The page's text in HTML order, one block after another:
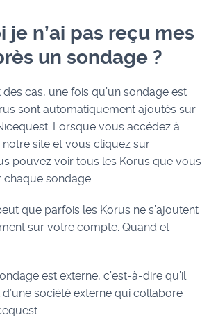
je n’ai pas reçu mes
un sondage ?
cas, une fois qu’un sondage est
sont automatiquement ajoutés sur
Lorsque vous accédez à
notre site et vous cliquez sur
pouvez voir tous les Korus que vous
sondage.
que parfois les Korus ne s’ajoutent
sur votre compte. Quand et
est externe, c’est-à-dire qu’il
société externe qui collabore